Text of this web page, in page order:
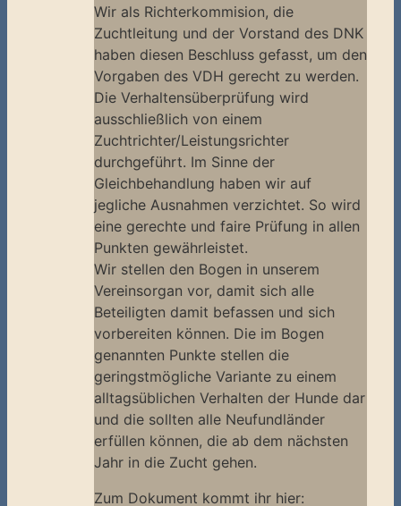
Wir als Richterkommision, die
Zuchtleitung und der Vorstand des DNK
haben diesen Beschluss gefasst, um den
Vorgaben des VDH gerecht zu werden.
Die Verhaltensüberprüfung wird
ausschließlich von einem
Zuchtrichter/Leistungsrichter
durchgeführt. Im Sinne der
Gleichbehandlung haben wir auf
jegliche Ausnahmen verzichtet. So wird
eine gerechte und faire Prüfung in allen
Punkten gewährleistet.
Wir stellen den Bogen in unserem
Vereinsorgan vor, damit sich alle
Beteiligten damit befassen und sich
vorbereiten können. Die im Bogen
genannten Punkte stellen die
geringstmögliche Variante zu einem
alltagsüblichen Verhalten der Hunde dar
und die sollten alle Neufundländer
erfüllen können, die ab dem nächsten
Jahr in die Zucht gehen.
Zum Dokument kommt ihr hier: